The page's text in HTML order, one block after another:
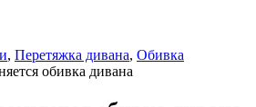
, Перетяжка дивана, Обивка
обивка дивана